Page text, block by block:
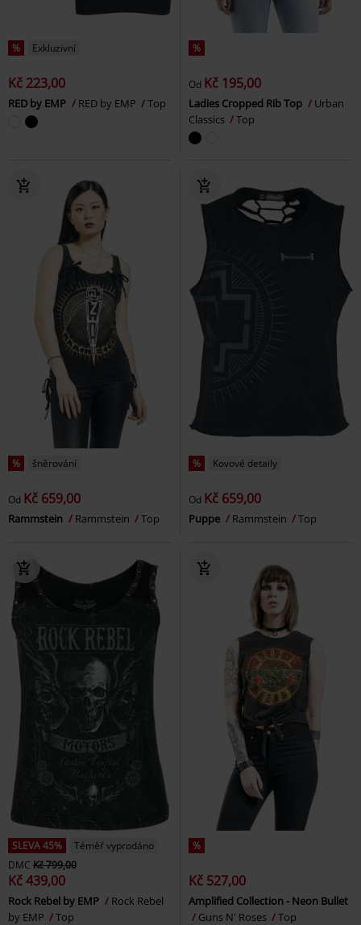
% Exkluzivní
Kč 223,00
RED by EMP RED by EMP Top
%
Od Kč 195,00
Ladies Cropped Rib Top
Urban
Classics
Top
% šněrování
Od Kč 659,00
Rammstein Rammstein Top
% Kovové detaily
Od Kč 659,00
Puppe Rammstein Top
SLEVA 45%
Téměř vyprodáno
DMC Kč 799,00
Kč 439,00
Rock Rebel by EMP
Rock Rebel
by EMP
Top
%
Kč 527,00
Amplified Collection - Neon Bullet
Guns N' Roses
Top